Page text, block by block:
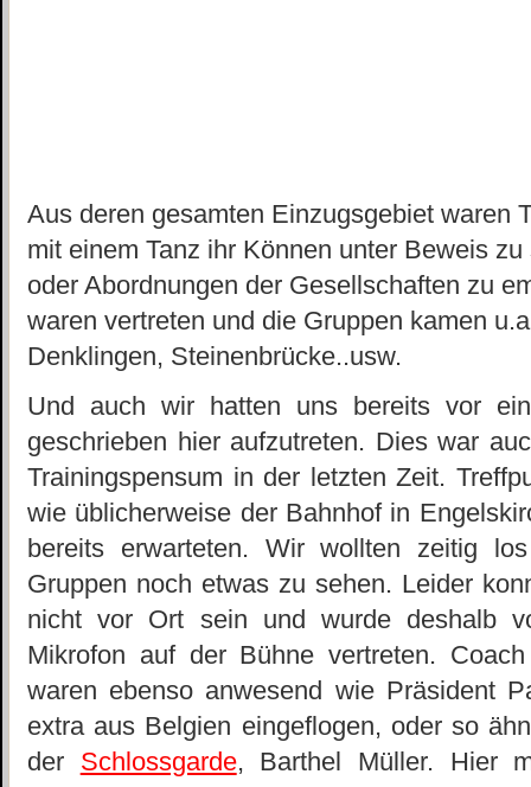
Aus deren gesamten Einzugsgebiet waren
mit einem Tanz ihr Können unter Beweis
oder Abordnungen der Gesellschaften zu
waren vertreten und die Gruppen kamen
Denklingen, Steinenbrücke..usw.
Und auch wir hatten uns bereits vor
geschrieben hier aufzutreten. Dies war
Trainingspensum in der letzten Zeit.
wie üblicherweise der Bahnhof in
bereits erwarteten. Wir wollten zeitig
Gruppen noch etwas zu sehen. Leider
nicht vor Ort sein und wurde deshalb
Mikrofon auf der Bühne vertreten.
waren ebenso anwesend wie Präsident
extra aus Belgien eingeflogen, oder so
der Schlossgarde, Barthel Müller. Hier